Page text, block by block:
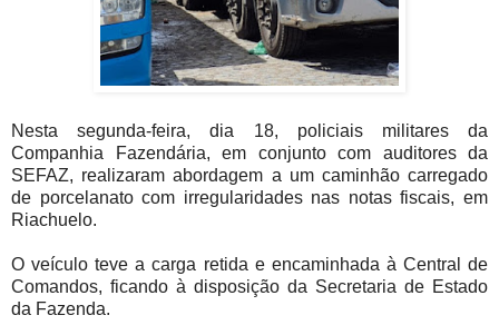
Nesta segunda-feira, dia 18, policiais militares da
Companhia Fazendária, em conjunto com auditores da
SEFAZ, realizaram abordagem a um caminhão carregado
de porcelanato com irregularidades nas notas fiscais, em
Riachuelo.
O veículo teve a carga retida e encaminhada à Central de
Comandos, ficando à disposição da Secretaria de Estado
da Fazenda.